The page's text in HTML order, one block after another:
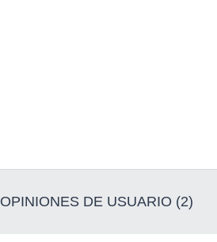
OPINIONES DE USUARIO (2)